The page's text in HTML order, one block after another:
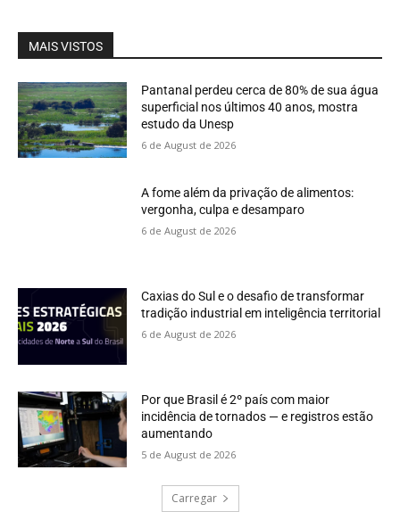
MAIS VISTOS
Pantanal perdeu cerca de 80% de sua água
superficial nos últimos 40 anos, mostra
estudo da Unesp
6 de August de 2026
A fome além da privação de alimentos:
vergonha, culpa e desamparo
6 de August de 2026
Caxias do Sul e o desafio de transformar
tradição industrial em inteligência territorial
6 de August de 2026
Por que Brasil é 2º país com maior
incidência de tornados — e registros estão
aumentando
5 de August de 2026
Carregar